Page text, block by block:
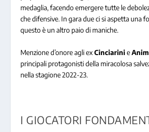
medaglia, facendo emergere tutte le
che difensive. In gara due ci si aspetta una
questo è un altro paio di maniche.
Menzione d’onore agli exCinciarinieAnim
principali protagonisti della miracolosa
nella stagione 2022-23.
I GIOCATORI